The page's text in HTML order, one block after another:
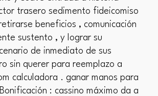
trasero sedimento fideicomiso
beneficios , comunicación
sustento , y lograr su
de inmediato de sus
sin querer para reemplazo a
calculadora . ganar manos para
: cassino máximo da a